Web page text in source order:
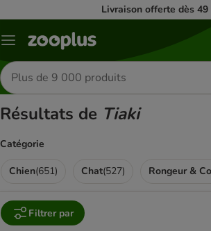
Livraison offerte dès 49
Menu
Rechercher
des
produits
Résultats de Tiaki
Catégorie
Chien(651) Chat(527) Rongeur & Co
Filtrer par